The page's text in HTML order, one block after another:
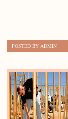
POSTED BY ADMIN